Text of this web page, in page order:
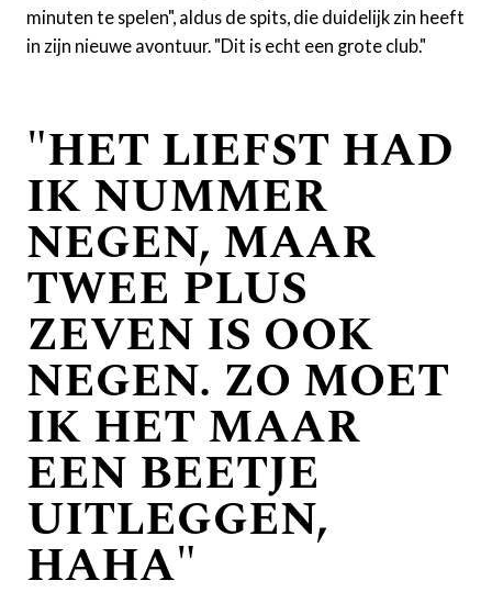
minuten te spelen", aldus de spits, die duidelijk zin heeft
in zijn nieuwe avontuur. "Dit is echt een grote club."
"HET LIEFST HAD
IK NUMMER
NEGEN, MAAR
TWEE PLUS
ZEVEN IS OOK
NEGEN. ZO MOET
IK HET MAAR
EEN BEETJE
UITLEGGEN,
HAHA"